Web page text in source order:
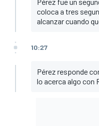
coloca a tres
alcanzar cuando
10:27
Pérez responde
lo acerca algo con